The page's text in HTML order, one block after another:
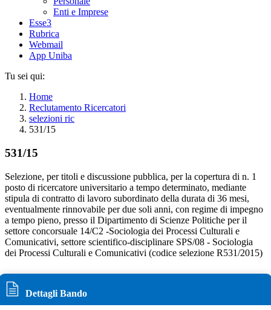
Enti e Imprese
Esse3
Rubrica
Webmail
App Uniba
Tu sei qui:
Home
Reclutamento Ricercatori
selezioni ric
531/15
531/15
Selezione, per titoli e discussione pubblica, per la copertura di n. 1
posto di ricercatore universitario a tempo determinato, mediante
stipula di contratto di lavoro subordinato della durata di 36 mesi,
eventualmente rinnovabile per due soli anni, con regime di impegno
a tempo pieno, presso il Dipartimento di Scienze Politiche per il
settore concorsuale 14/C2 -Sociologia dei Processi Culturali e
Comunicativi, settore scientifico-disciplinare SPS/08 - Sociologia
dei Processi Culturali e Comunicativi (codice selezione R531/2015)
Dettagli Bando